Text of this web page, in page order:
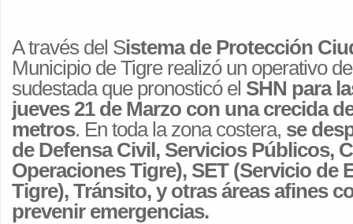
A través del Sistema de Protección
Municipio de Tigre realizó un operativo
sudestada que pronosticó el SHN para
jueves 21 de Marzo con una crecida
metros. En toda la zona costera, se
de Defensa Civil, Servicios Públicos,
Operaciones Tigre), SET (Servicio de
Tigre), Tránsito, y otras áreas afines
prevenir emergencias.